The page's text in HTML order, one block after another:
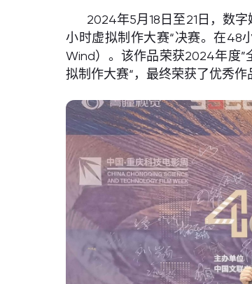
2024年5月18日至21日，数
小时虚拟制作大赛“决赛。在48
Wind）。该作品荣获2024年度”
拟制作大赛“，最终荣获了优秀作